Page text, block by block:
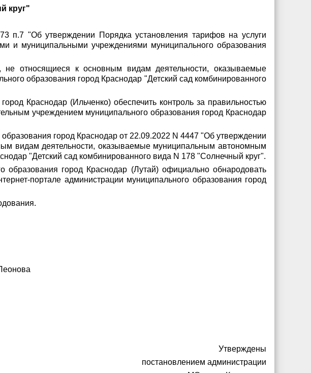
круг"
п.7 "Об утверждении Порядка установления тарифов на услуги
и муниципальными учреждениями муниципального образования
относящиеся к основным видам деятельности, оказываемые
образования город Краснодар "Детский сад комбинированного
Краснодар (Ильченко) обеспечить контроль за правильностью
учреждением муниципального образования город Краснодар
город Краснодар от 22.09.2022 N 4447 "Об утверждении
видам деятельности, оказываемые муниципальным автономным
"Детский сад комбинированного вида N 178 "Солнечный круг".
город Краснодар (Лутай) официально обнародовать
портале администрации муниципального образования город
Утверждены
постановлением администрации